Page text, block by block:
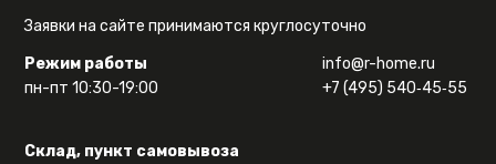
Заявки на сайте принимаются круглосуточно
Режим работы
пн-пт 10:30-19:00
info@r-home.ru
+7 (495) 540‑45‑55
Склад, пункт самовывоза